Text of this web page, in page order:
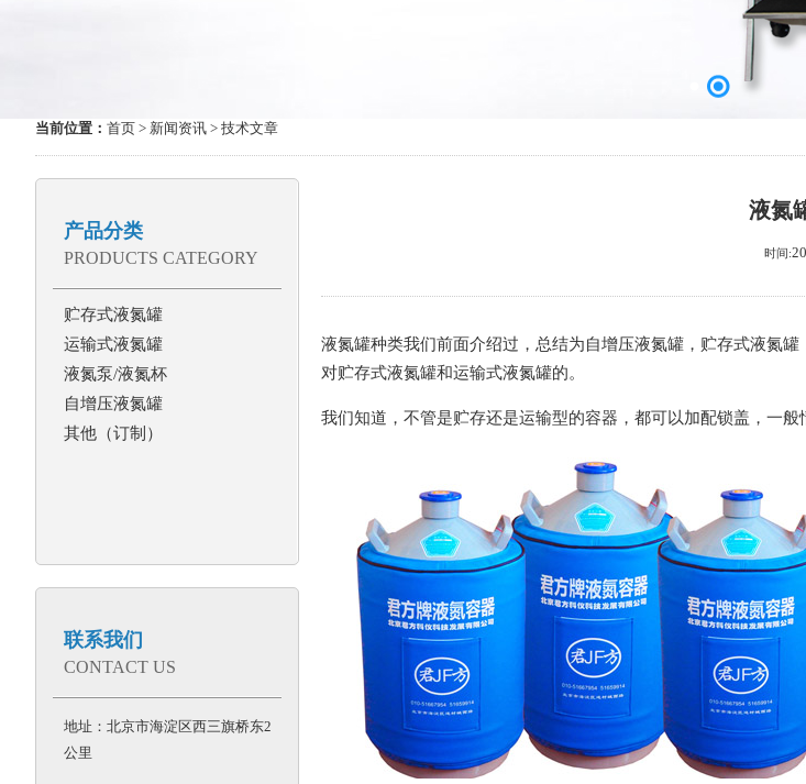
当前位置： 首页 > 新闻资讯 > 技术文章
产品分类
PRODUCTS CATEGORY
贮存式液氮罐
运输式液氮罐
液氮泵/液氮杯
自增压液氮罐
其他（订制）
联系我们
CONTACT US
地址：北京市海淀区西三旗桥东2
公里
液氮
时间:
液氮罐种类我们前面介绍过，总结为自增压液氮罐，贮存式液氮
对贮存式液氮罐和运输式液氮罐的。
我们知道，不管是贮存还是运输型的容器，都可以加配锁盖，一